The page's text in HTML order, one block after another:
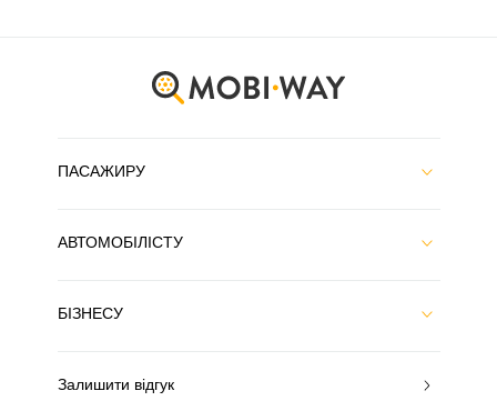
ПАСАЖИРУ
АВТОМОБІЛІСТУ
БІЗНЕСУ
Залишити відгук